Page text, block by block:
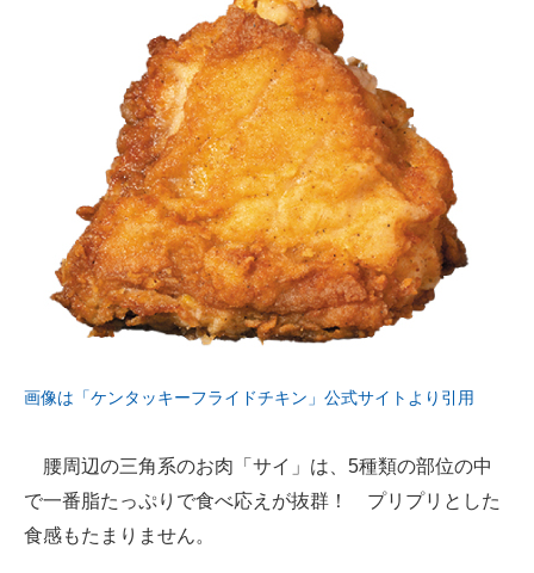
画像は「ケンタッキーフライドチキン」公式サイトより引用
腰周辺の三角系のお肉「サイ」は、5種類の部位の中
で一番脂たっぷりで食べ応えが抜群！ プリプリとした
食感もたまりません。